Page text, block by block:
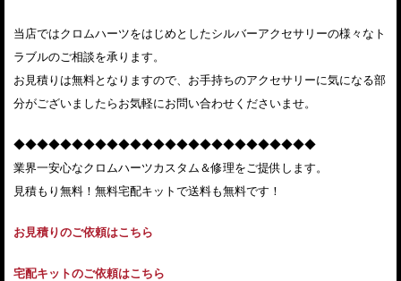
当店ではクロムハーツをはじめとしたシルバーアクセサリーの様々なト
ラブルのご相談を承ります。
お見積りは無料となりますので、お手持ちのアクセサリーに気になる部
分がございましたらお気軽にお問い合わせくださいませ。
◆◆◆◆◆◆◆◆◆◆◆◆◆◆◆◆◆◆◆◆◆◆◆◆◆◆
業界一安心なクロムハーツカスタム＆修理をご提供します。
見積もり無料！無料宅配キットで送料も無料です！
お見積りのご依頼はこちら
宅配キットのご依頼はこちら